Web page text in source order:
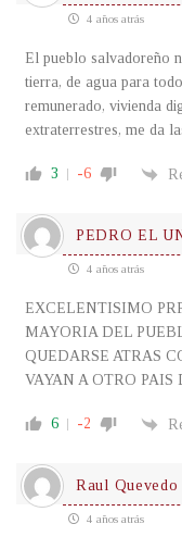
4 años atrás
El pueblo salvadoreño
tierra, de agua para
remunerado, vivienda
extraterrestres, me da
3 -6
PEDRO EL
4 años atrás
EXCELENTISIMO
MAYORIA DEL
QUEDARSE ATRAS
VAYAN A OTRO
6 -2
Raul Quevedo
4 años atrás